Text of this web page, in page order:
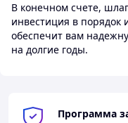
В конечном счете,
инвестиция в порядок
обеспечит вам
на долгие годы.
Программа